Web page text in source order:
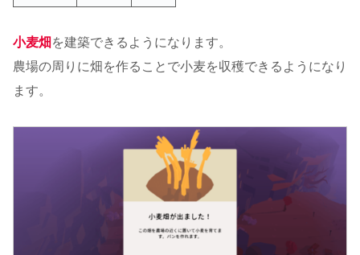
小麦畑 を建築できるようになります。
農場の周りに畑を作ることで小麦を収穫できるようになり
ます。